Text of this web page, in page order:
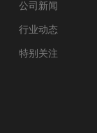
公司新闻
行业动态
特别关注